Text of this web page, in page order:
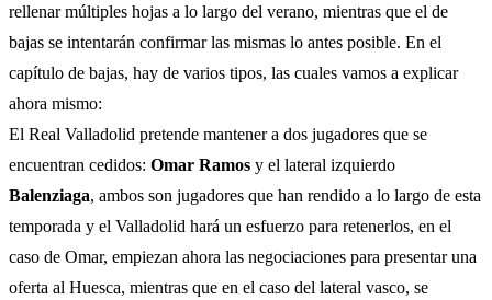
rellenar múltiples hojas a lo largo del verano, mientras que el de
bajas se intentarán confirmar las mismas lo antes posible. En el
capítulo de bajas, hay de varios tipos, las cuales vamos a explicar
ahora mismo:
El Real Valladolid pretende mantener a dos jugadores que se
encuentran cedidos: Omar Ramos y el lateral izquierdo
Balenziaga, ambos son jugadores que han rendido a lo largo de esta
temporada y el Valladolid hará un esfuerzo para retenerlos, en el
caso de Omar, empiezan ahora las negociaciones para presentar una
oferta al Huesca, mientras que en el caso del lateral vasco, se